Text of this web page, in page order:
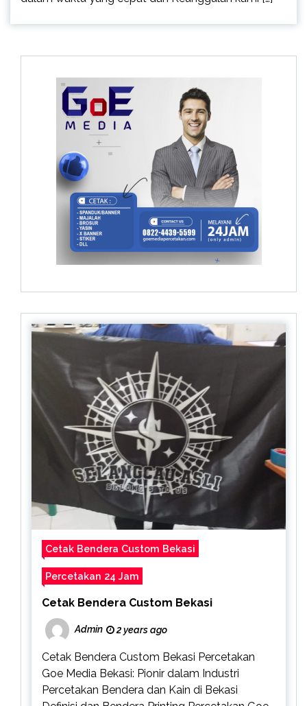
Cetak Bendera Custom Bekasi
Percetakan 24 Jam
Cetak Bendera Custom Bekasi
Admin 2 years ago
Cetak Bendera Custom Bekasi Percetakan
Goe Media Bekasi: Pionir dalam Industri
Percetakan Bendera dan Kain di Bekasi